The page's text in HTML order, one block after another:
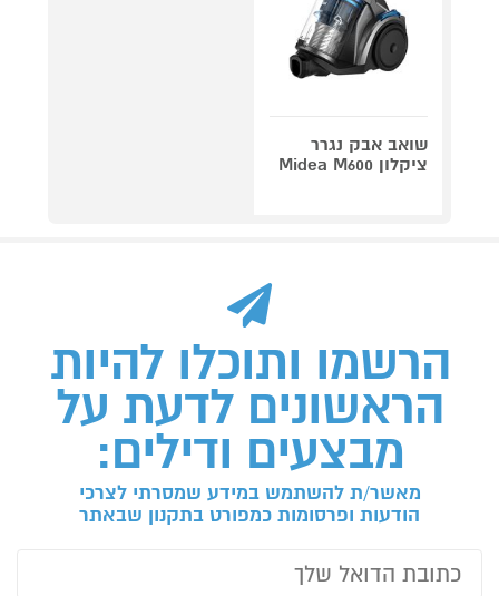
שואב אבק נגרר
ציקלון Midea M600
הרשמו ותוכלו להיות
הראשונים לדעת על
מבצעים ודילים:
מאשר/ת להשתמש במידע שמסרתי לצרכי
הודעות ופרסומות כמפורט בתקנון שבאתר